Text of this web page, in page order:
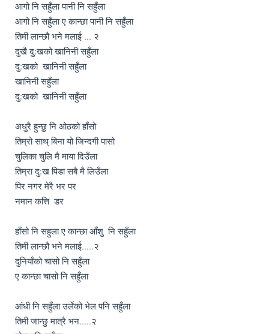
आगो नि सहुँला पानी नि सहुँला
आगो नि सहुँला ए कान्छा पानी नि सहुँला
तिमी लान्छौ भने मलाई ... २
दुखै दु:खको खानिनी सहुँला
दु:खको  खानिनी सहुँला
खानिनी सहुँला
दु:खको  खानिनी सहुँला
अधुरै हुन्छु नि ओठको हाँसो
तिम्रो साथ् बिना यो जिन्दगी पासो
चुलिका चुलि मै माया दिउँला
तिम्रा दु:ख पिडा सबै मै लिउँला
पिर नगर मेरै भर पर
नमान कत्ति  डर
हाँसो नि सहुला ए कान्छा आँशु  नि सहुँला
तिमी लान्छौ भने मलाई.....२
दुनियाँको चासो नि सहुँला
ए कान्छा चासो नि सहुँला
आंधी नि सहुँला उर्लेको भेल पनि सहुँला
तिमी जान्छु मात्रै भन.....२